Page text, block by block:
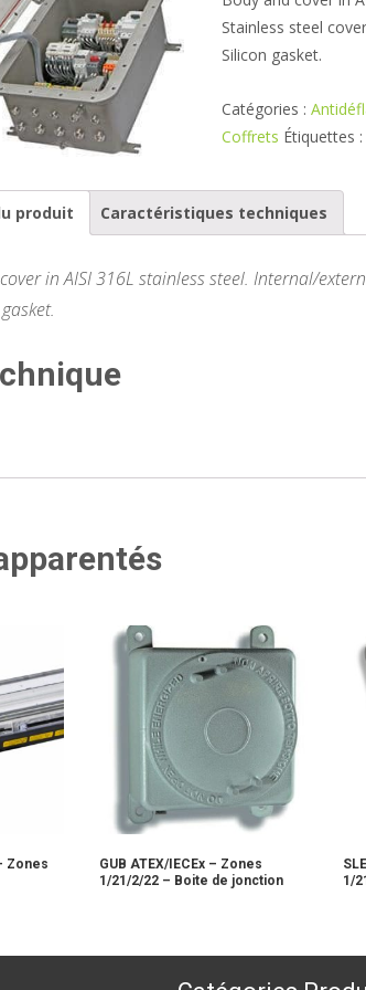
Stainless steel
Silicon gasket.
Catégories :
Coffrets Étiquettes
produit Caractéristiques techniques
in AISI 316L stainless steel. Internal/
Zones
GUB ATEX/IECEx – Zones
1/21/2/22 – Boite de jonction
1/